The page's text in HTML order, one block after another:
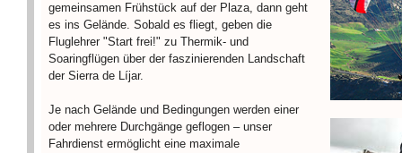
gemeinsamen Frühstück auf der Plaza, dann geht
es ins Gelände. Sobald es fliegt, geben die
Fluglehrer "Start frei!" zu Thermik- und
Soaringflügen über der faszinierenden Landschaft
der Sierra de Líjar.
Je nach Gelände und Bedingungen werden einer
oder mehrere Durchgänge geflogen – unser
Fahrdienst ermöglicht eine maximale